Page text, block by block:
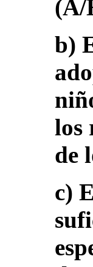
(A/
b)
los
de
c)